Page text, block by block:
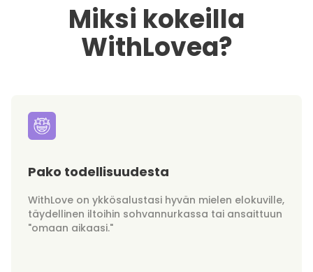
Miksi kokeilla
WithLovea?
Pako todellisuudesta
WithLove on ykkösalustasi hyvän mielen elokuville,
täydellinen iltoihin sohvannurkassa tai ansaittuun
"omaan aikaasi."